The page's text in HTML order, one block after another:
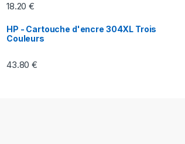
18.20€
HP - Cartouche d'encre 304XL Trois
Couleurs
43.80€